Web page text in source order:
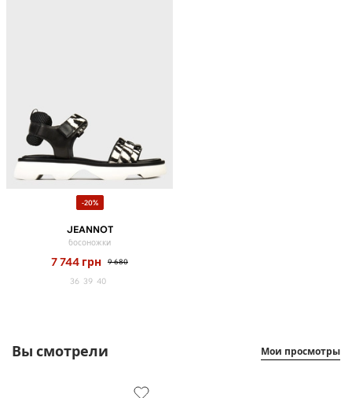
-20%
JEANNOT
босоножки
7 744 грн 9 680
36 39 40
Вы смотрели Мои просмотры